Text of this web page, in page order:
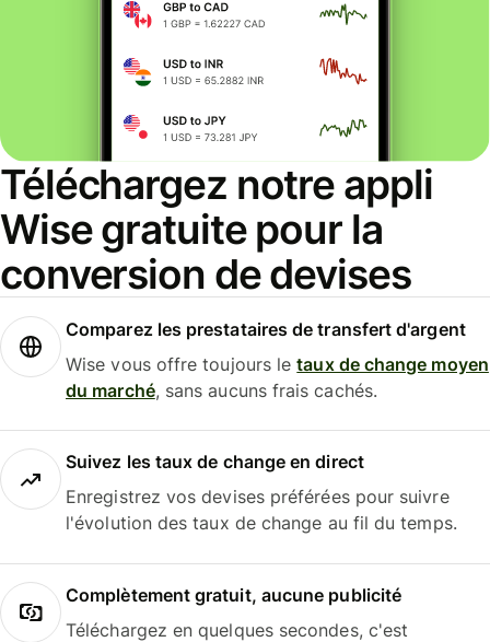
Téléchargez notre appli
Wise gratuite pour la
conversion de devises
Comparez les prestataires de transfert d'argent
Wise vous offre toujours letaux de change moyen
du marché, sans aucuns frais cachés.
Suivez les taux de change en direct
Enregistrez vos devises préférées pour suivre
l'évolution des taux de change au fil du temps.
Complètement gratuit, aucune publicité
Téléchargez en quelques secondes, c'est